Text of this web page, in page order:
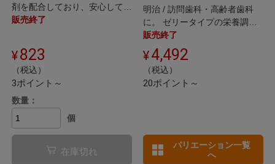
剤を配合しており、安心して使
用できます。
販売終了
823
（税込）
3ポイント～
数量：
個
在庫切れ
明治 / 訪問歯科・高齢者歯科
に。 ゼリータイプの栄養調整
食品。
販売終了
4,492
（税込）
20ポイント～
バリエーション一覧
へ